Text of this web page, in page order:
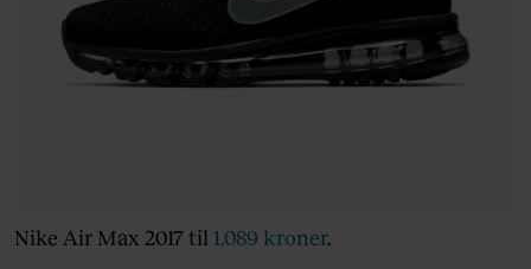
Nike Air Max 2017 til 1.089 kroner.